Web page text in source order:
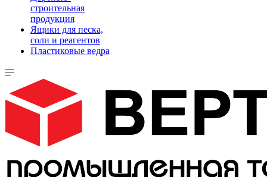
строительная
продукция
Ящики для песка,
соли и реагентов
Пластиковые ведра